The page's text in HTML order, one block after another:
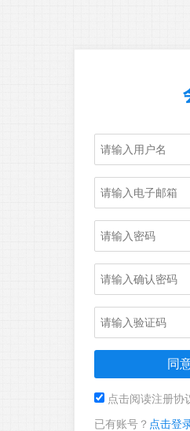
点击阅读注册协
已有账号？ 点击登